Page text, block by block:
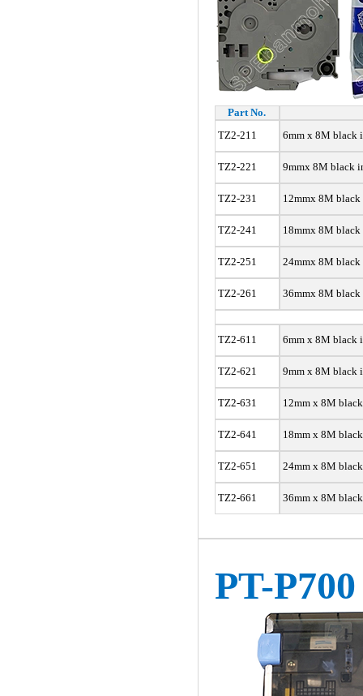
Part No.
TZ2-211
6mm x 8M black
TZ2-221 9mmx 8M black
TZ2-231 12mmx 8M
TZ2-241 18mmx 8M
TZ2-251 24mmx 8M
TZ2-261 36mmx 8M
TZ2-611 6mm x 8M black
TZ2-621 9mm x 8M black
TZ2-631 12mm x 8M
TZ2-641 18mm x 8M
TZ2-651 24mm x 8M
TZ2-661 36mm x 8M
PT-P700